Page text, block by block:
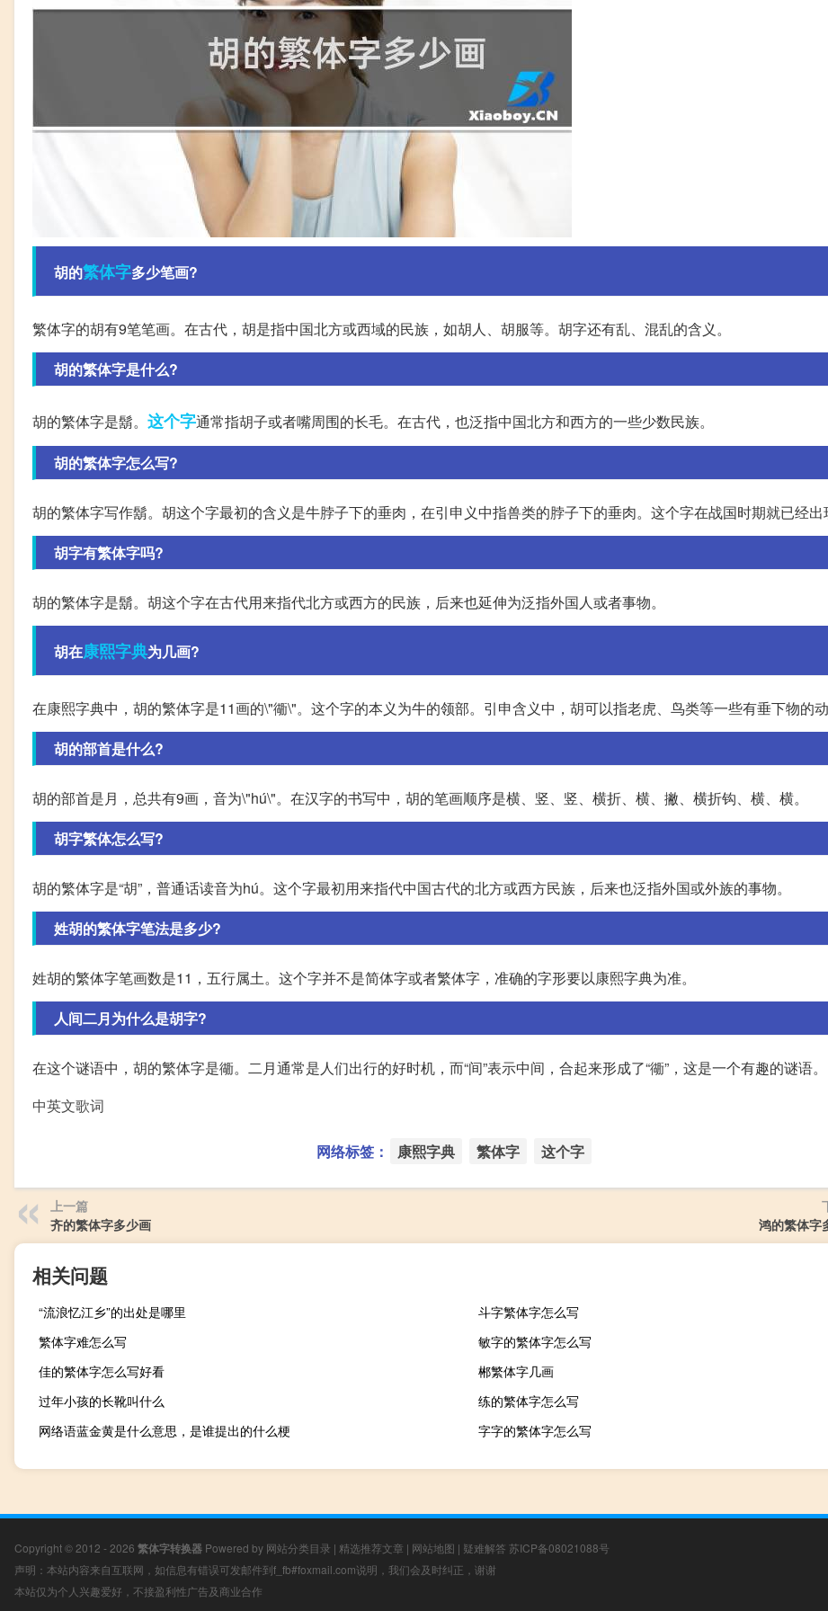
胡的繁体字多少笔画?
繁体字的胡有9笔笔画。在古代，胡是指中国北方或西域的民族，如胡人、胡服等。胡字还有乱、混乱的含义。
胡的繁体字是什么?
胡的繁体字是鬍。 这个字通常指胡子或者嘴周围的长毛。在古代，也泛指中国北方和西方的一些少数民族。
胡的繁体字怎么写?
胡的繁体字写作鬍。胡这个字最初的含义是牛脖子下的垂肉，在引申义中指兽类的脖子下的垂肉。这个字在战国时期就已经出
胡字有繁体字吗?
胡的繁体字是鬍。胡这个字在古代用来指代北方或西方的民族，后来也延伸为泛指外国人或者事物。
胡在康熙字典为几画?
在康熙字典中，胡的繁体字是11画的\"衚\"。这个字的本义为牛的领部。引申含义中，胡可以指老虎、鸟类等一些有垂下物的动
胡的部首是什么?
胡的部首是月，总共有9画，音为\"hú\"。在汉字的书写中，胡的笔画顺序是横、竖、竖、横折、横、撇、横折钩、横、横。
胡字繁体怎么写?
胡的繁体字是“胡”，普通话读音为hú。这个字最初用来指代中国古代的北方或西方民族，后来也泛指外国或外族的事物。
姓胡的繁体字笔法是多少?
姓胡的繁体字笔画数是11，五行属土。这个字并不是简体字或者繁体字，准确的字形要以康熙字典为准。
人间二月为什么是胡字?
在这个谜语中，胡的繁体字是衚。二月通常是人们出行的好时机，而“间”表示中间，合起来形成了“衚”，这是一个有趣的谜语。
中英文歌词
网络标签： 康熙字典 繁体字 这个字
上一篇
齐的繁体字多少画
鸿的繁体字
相关问题
“流浪忆江乡”的出处是哪里
斗字繁体字怎么写
繁体字难怎么写
敏字的繁体字怎么写
佳的繁体字怎么写好看
郴繁体字几画
过年小孩的长靴叫什么
练的繁体字怎么写
网络语蓝金黄是什么意思，是谁提出的什么梗
字字的繁体字怎么写
Copyright © 2012 - 2026 繁体字转换器 Powered by 网站分类目录 | 精选推荐文章 | 网站地图 | 疑难解答 苏ICP备08021088号
声明：本站内容来自互联网，如信息有错误可发邮件到f_fb#foxmail.com说明，我们会及时纠正，谢谢
本站仅为个人兴趣爱好，不接盈利性广告及商业合作